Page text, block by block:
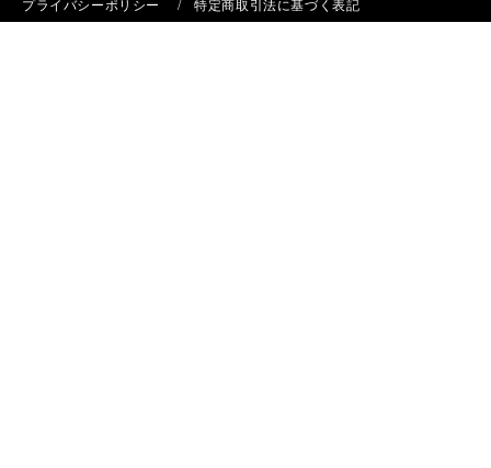
プライバシーポリシー 特定商取引法に基づく表記